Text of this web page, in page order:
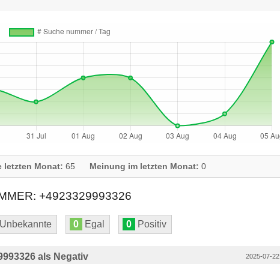
letzten Monat: 65 Meinung im letzten Monat: 0
+4923329993326
Unbekannte 0 Egal 0 Positiv
2025-07-22
als Negativ